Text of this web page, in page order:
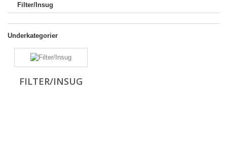
Filter/Insug
Underkategorier
FILTER/INSUG